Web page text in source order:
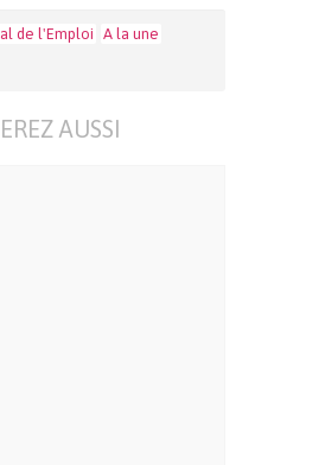
de l'Emploi
A la une
AUSSI